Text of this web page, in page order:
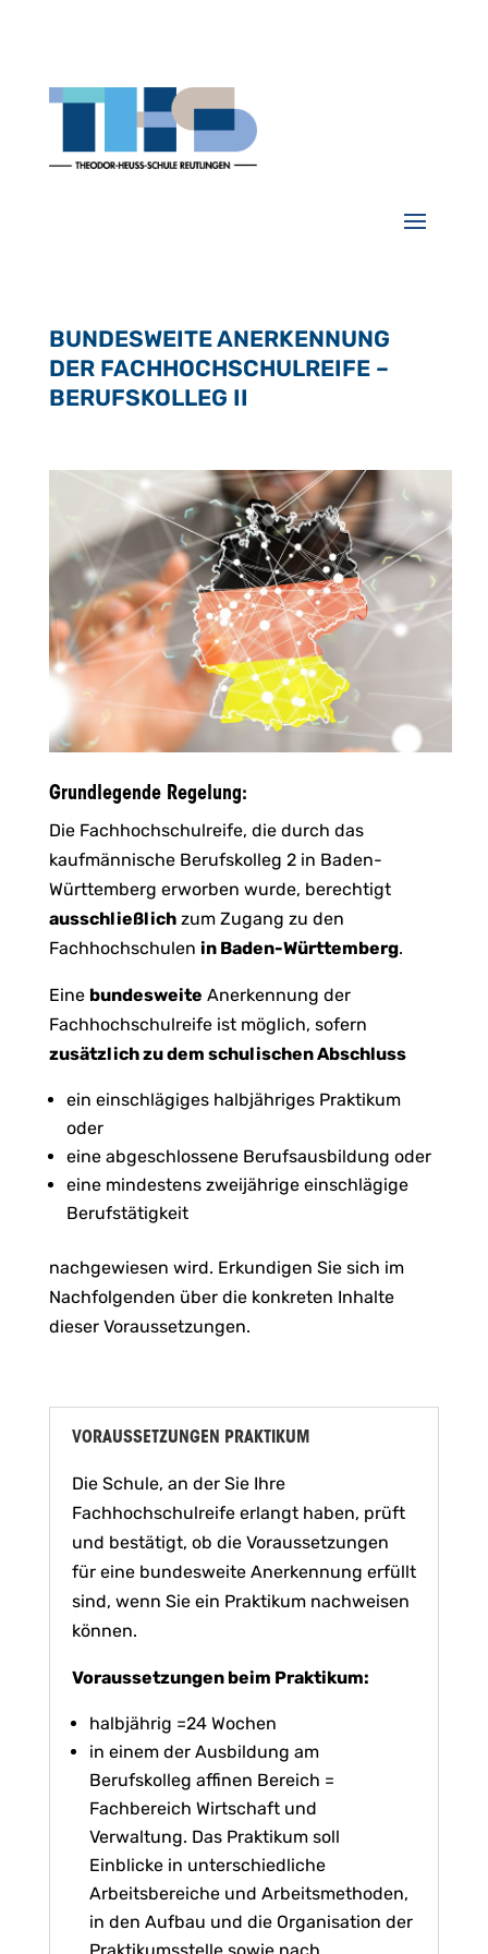
BUNDESWEITE ANERKENNUNG
DER FACHHOCHSCHULREIFE –
BERUFSKOLLEG II
Grundlegende Regelung:
Die Fachhochschulreife, die durch das
kaufmännische Berufskolleg 2 in Baden-
Württemberg erworben wurde, berechtigt
ausschließlichzum Zugang zu den
Fachhochschulen in Baden-Württemberg.
Eine bundesweite Anerkennung der
Fachhochschulreife ist möglich, sofern
zusätzlich zu dem schulischen Abschluss
ein einschlägiges halbjähriges Praktikum
oder
eine abgeschlossene Berufsausbildung oder
eine mindestens zweijährige einschlägige
Berufstätigkeit
nachgewiesen wird. Erkundigen Sie sich im
Nachfolgenden über die konkreten Inhalte
dieser Voraussetzungen.
VORAUSSETZUNGEN PRAKTIKUM
Die Schule, an der Sie Ihre
Fachhochschulreife erlangt haben, prüft
und bestätigt, ob die Voraussetzungen
für eine bundesweite Anerkennung erfüllt
sind, wenn Sie ein Praktikum nachweisen
können.
Voraussetzungen beim Praktikum:
halbjährig =24 Wochen
in einem der Ausbildung am
Berufskolleg affinen Bereich =
Fachbereich Wirtschaft und
Verwaltung. Das Praktikum soll
Einblicke in unterschiedliche
Arbeitsbereiche und Arbeitsmethoden,
in den Aufbau und die Organisation der